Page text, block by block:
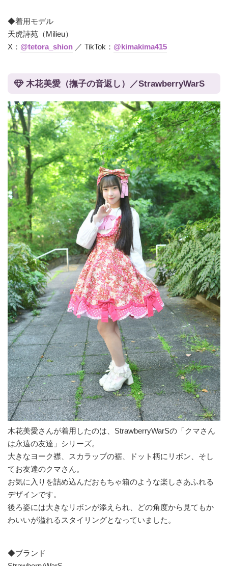
◆着用モデル
天虎詩苑（Milieu）
X： @tetora_shion ／ TikTok： @kimakima415
木花美愛（撫子の音返し）／StrawberryWarS
木花美愛さんが着用したのは、StrawberryWarSの「クマさん
は永遠の友達」シリーズ。
大きなヨーク襟、スカラップの裾、ドット柄にリボン、そし
てお友達のクマさん。
お気に入りを詰め込んだおもちゃ箱のような楽しさあふれる
デザインです。
後ろ姿には大きなリボンが添えられ、どの角度から見てもか
わいいが溢れるスタイリングとなっていました。
◆ブランド